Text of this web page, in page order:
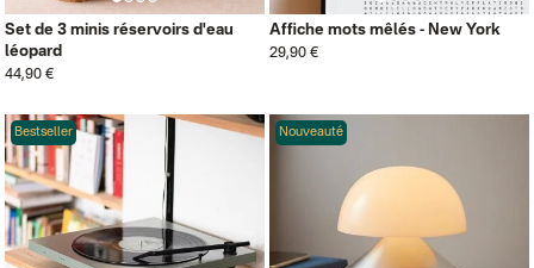
Set de 3 minis réservoirs d'eau
léopard
44,90 €
Affiche mots mêlés - New York
29,90 €
Bestseller Nouveauté